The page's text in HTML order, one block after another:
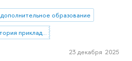
дополнительное образование
Международная лаборатория прикладного сетевого анализа
23 декабря 2025